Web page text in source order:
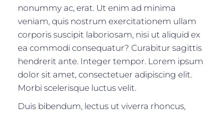
nonummy ac, erat. Ut enim ad minima
veniam, quis nostrum exercitationem ullam
corporis suscipit laboriosam, nisi ut aliquid ex
ea commodi consequatur? Curabitur sagittis
hendrerit ante. Integer tempor. Lorem ipsum
dolor sit amet, consectetuer adipiscing elit.
Morbi scelerisque luctus velit.
Duis bibendum, lectus ut viverra rhoncus,